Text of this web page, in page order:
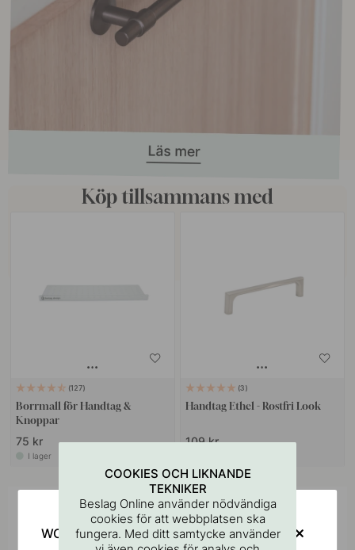
Köp tillsammans med
127
Borrmall för Handtag &
Knoppar
75 kr
I lager
3
Handtag Ethel - Rostfri Look
109 kr
Inspireras av andra
Tagga dina bilder med #beslagonline &
COOKIES OCH LIKNANDE
TEKNIKER
Beslag Online använder nödvändiga
cookies för att webbplatsen ska
fungera. Med ditt samtycke använder
WOULD YOU RATHER VISIT?